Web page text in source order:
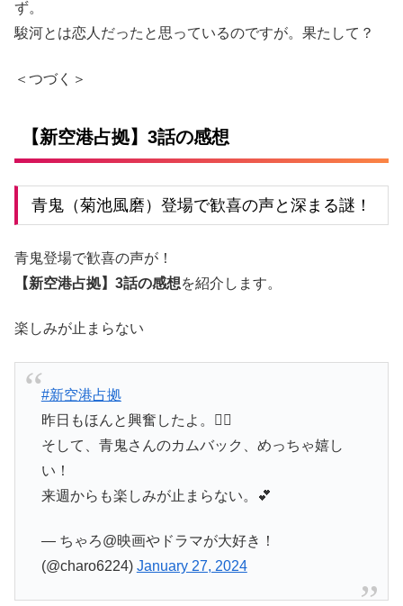
ず。
駿河とは恋人だったと思っているのですが。果たして？
＜つづく＞
【新空港占拠】3話の感想
青鬼（菊池風磨）登場で歓喜の声と深まる謎！
青鬼登場で歓喜の声が！
【新空港占拠】3話の感想を紹介します。
楽しみが止まらない
#新空港占拠
昨日もほんと興奮したよ。😵‍💫
そして、青鬼さんのカムバック、めっちゃ嬉し
い！
来週からも楽しみが止まらない。💕
— ちゃろ@映画やドラマが大好き！
(@charo6224) January 27, 2024